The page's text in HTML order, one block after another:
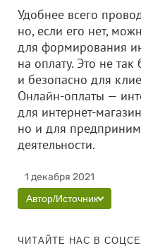
Удобнее всего
но, если его нет,
для формирования
на оплату. Это не
и безопасно для
Онлайн-оплаты —
для интернет-
но и для
деятельности.
1 декабря 2021
Автор/Источник
ЧИТАЙТЕ НАС В